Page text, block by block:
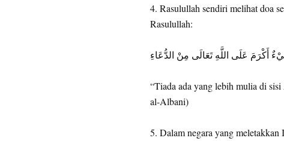
4. Rasulullah sendiri melihat doa
Rasulullah:
أَكْرَمَ عَلَى اللَّهِ تَعَالَى مِنْ الدُّعَاءِ
“Tiada ada yang lebih mulia di
al-Albani)
5. Dalam negara yang meletakkan